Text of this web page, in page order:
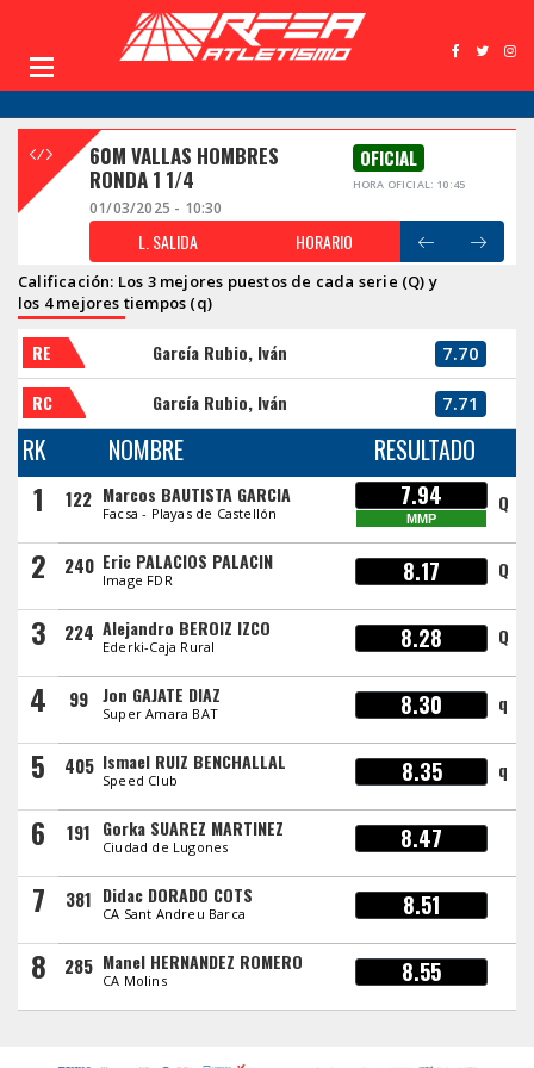
60M VALLAS HOMBRES
RONDA 1 1/4
OFICIAL
HORA OFICIAL: 10:45
01/03/2025 - 10:30
L. SALIDA HORARIO
Calificación: Los 3 mejores puestos de cada serie (Q) y
los 4 mejores tiempos (q)
RE García Rubio, Iván 7.70
RC García Rubio, Iván 7.71
RK NOMBRE RESULTADO
1 122 Marcos BAUTISTA GARCIA
Facsa - Playas de Castellón
7.94
MMP
Q
2 240 Eric PALACIOS PALACIN
Image FDR 8.17 Q
3 224 Alejandro BEROIZ IZCO
Ederki-Caja Rural 8.28 Q
4 99 Jon GAJATE DIAZ
Super Amara BAT 8.30 q
5 405 Ismael RUIZ BENCHALLAL
Speed Club 8.35 q
6 191 Gorka SUAREZ MARTINEZ
Ciudad de Lugones 8.47
7 381 Didac DORADO COTS
CA Sant Andreu Barca 8.51
8 285 Manel HERNANDEZ ROMERO
CA Molins 8.55